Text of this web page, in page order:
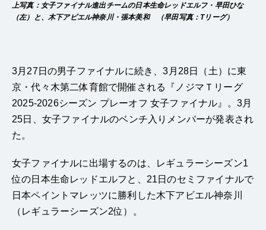
上写真：女子ファイナル進出チームの日本生命レッドエルフ・早田ひな
（左）と、木下アビエル神奈川・張本美和 （早田写真：Tリーグ）
3月27日の男子ファイナルに続き、3月28日（土）に東
京・代々木第二体育館で開催される『ノジマＴリーグ
2025-2026シーズン プレーオフ 女子ファイナル』。3月
25日、女子ファイナルのベンチ入りメンバーが発表され
た。
女子ファイナルに出場するのは、レギュラーシーズン1
位の日本生命レッドエルフと、21日のセミファイナルで
日本ペイントマレッツに勝利した木下アビエル神奈川
（レギュラーシーズン2位）。